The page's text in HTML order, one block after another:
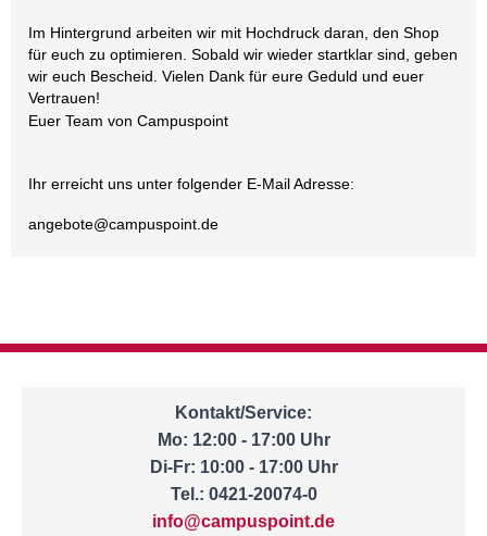
Im Hintergrund arbeiten wir mit Hochdruck daran, den Shop
für euch zu optimieren. Sobald wir wieder startklar sind, geben
wir euch Bescheid. Vielen Dank für eure Geduld und euer
Vertrauen!
Euer Team von Campuspoint
Ihr erreicht uns unter folgender E-Mail Adresse:
angebote@campuspoint.de
Kontakt/Service:
Mo: 12:00 - 17:00 Uhr
Di-Fr: 10:00 - 17:00 Uhr
Tel.: 0421-20074-0
info@campuspoint.de